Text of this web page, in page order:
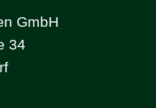
GmbH
34